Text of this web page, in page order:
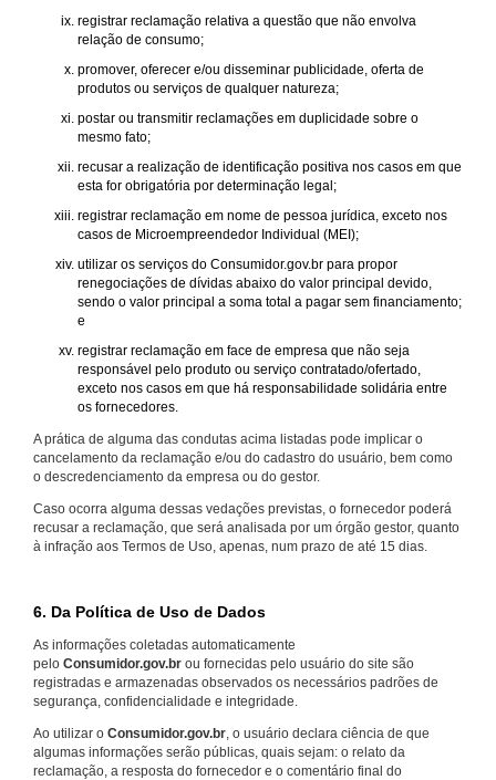
registrar reclamação relativa a questão que não envolva
relação de consumo;
promover, oferecer e/ou disseminar publicidade, oferta de
produtos ou serviços de qualquer natureza;
postar ou transmitir reclamações em duplicidade sobre o
mesmo fato;
recusar a realização de identificação positiva nos casos em que
esta for obrigatória por determinação legal;
registrar reclamação em nome de pessoa jurídica, exceto nos
casos de Microempreendedor Individual (MEI);
utilizar os serviços do Consumidor.gov.br para propor
renegociações de dívidas abaixo do valor principal devido,
sendo o valor principal a soma total a pagar sem financiamento;
e
registrar reclamação em face de empresa que não seja
responsável pelo produto ou serviço contratado/ofertado,
exceto nos casos em que há responsabilidade solidária entre
os fornecedores.
A prática de alguma das condutas acima listadas pode implicar o
cancelamento da reclamação e/ou do cadastro do usuário, bem como
o descredenciamento da empresa ou do gestor.
Caso ocorra alguma dessas vedações previstas, o fornecedor poderá
recusar a reclamação, que será analisada por um órgão gestor, quanto
à infração aos Termos de Uso, apenas, num prazo de até 15 dias.
6. Da Política de Uso de Dados
As informações coletadas automaticamente
pelo Consumidor.gov.br ou fornecidas pelo usuário do site são
registradas e armazenadas observados os necessários padrões de
segurança, confidencialidade e integridade.
Ao utilizar o Consumidor.gov.br , o usuário declara ciência de que
algumas informações serão públicas, quais sejam: o relato da
reclamação, a resposta do fornecedor e o comentário final do